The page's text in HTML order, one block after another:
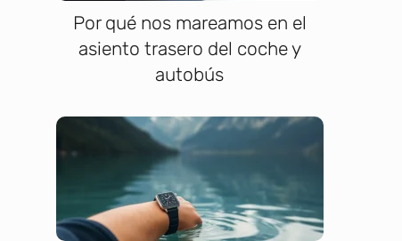
Por qué nos mareamos en el
asiento trasero del coche y
autobús